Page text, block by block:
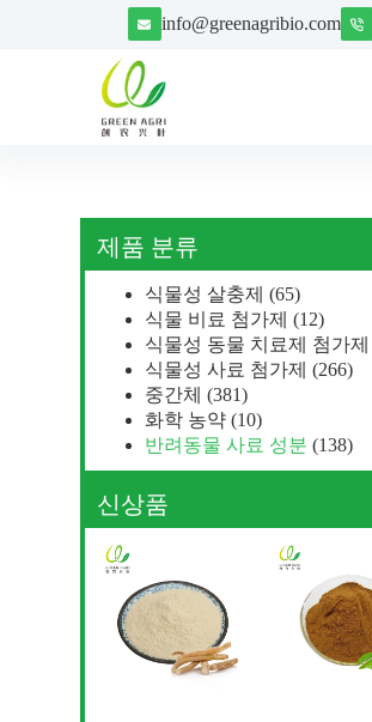
info@greenagribio.com
제품 분류
식물성 살충제 (65)
식물 비료 첨가제 (12)
식물성 동물 치료제 첨가제
식물성 사료 첨가제 (266)
중간체 (381)
화학 농약 (10)
반려동물 사료 성분 (138)
신상품